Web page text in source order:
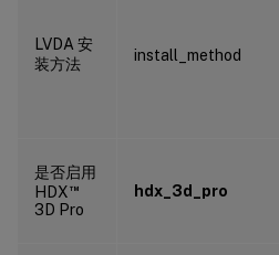
LVDA 安
装方法
install_method
是否启用
HDX™
3D Pro
hdx_3d_pro